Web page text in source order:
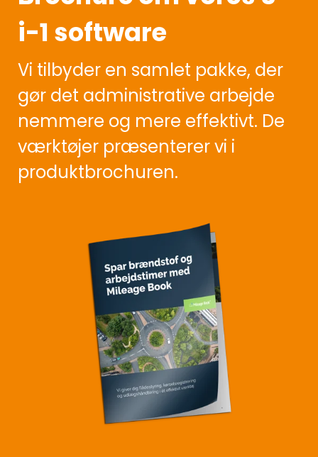
i-1 software
Vi tilbyder en samlet pakke, der
gør det administrative arbejde
nemmere og mere effektivt. De
værktøjer præsenterer vi i
produktbrochuren.